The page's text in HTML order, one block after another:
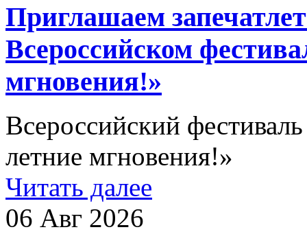
Приглашаем
Всероссийском
мгновения!»
Всероссийский
летние мгновения!»
Читать далее
06 Авг 2026